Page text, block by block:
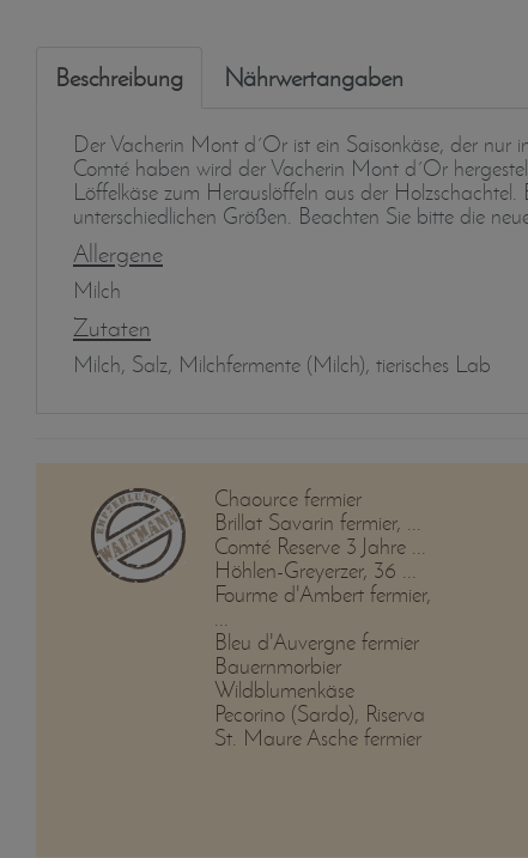
Beschreibung Nährwertangaben
Der Vacherin Mont d´Or ist ein Saisonkäse, der
Comté haben wird der Vacherin Mont d´Or
Löffelkäse zum Herauslöffeln aus der
unterschiedlichen Größen. Beachten Sie bitte die
Allergene
Milch
Zutaten
Milch, Salz, Milchfermente (Milch), tierisches Lab
Chaource fermier
Brillat Savarin fermier, ...
Comté Reserve 3 Jahre ...
Höhlen-Greyerzer, 36 ...
Fourme d'Ambert fermier,
Bleu d'Auvergne fermier
Bauernmorbier
Wildblumenkäse
Pecorino (Sardo), Riserva
St. Maure Asche fermier